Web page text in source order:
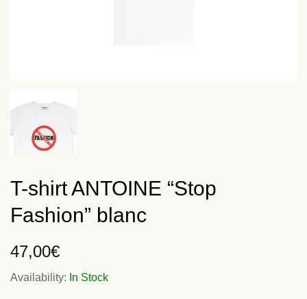
T-shirt ANTOINE “Stop
Fashion” blanc
47,00€
Availability: In Stock